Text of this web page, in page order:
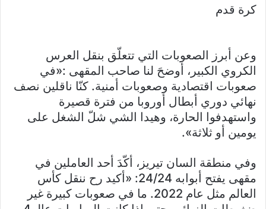
كرة قدم
وعن أبرز الصعوبات التي تتعلّق بنقل العرس
الكروي الكبير، أوضحَ لنا صاحب المقهى :«في
صعوبات اقتصادية وصعوبات أمنية. كنّا ناقلين نصف
نهائي دوري أبطال أوروبا من فترة قصيرة
واستهدفوا الحارة، وهيدا الشي شلّ الشغل على
يومين أو ثلاثة».
وفي منطقة السان تيريز، أكّدَ أحد العاملين في
مقهى يفتح أبوابه 24/24: «أكيد رح ننقل كأس
العالم مثل عام 2022. ما في صعوبات كبيرة غير